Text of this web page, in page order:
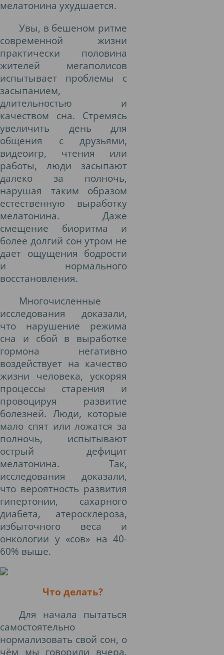
мелатонина ухудшается.
Увы, в бешеном ритме
современной жизни
практически половина
жителей мегаполисов
испытывает проблемы с
засыпанием,
длительностью и
качеством сна. Стремясь
увеличить день для
общения с друзьями,
видеоигр, чтения или
работы, люди засыпают
далеко за полночь,
нарушая таким образом
естественную выработку
мелатонина. Даже
смещение биоритма и
более долгий сон утром не
дает ощущения бодрости
и нормального
восстановления.
Многочисленные
исследования доказали,
что нарушение режима
сна и сбой в выработке
гормона негативно
воздействует на качество
жизни человека, ускоряя
процессы старения и
провоцируя развитие
болезней. Люди, которые
мало спят или ложатся за
полночь, испытывают
острый дефицит
мелатонина. Так,
исследования доказали,
что вероятность развития
гипертонии, сахарного
диабета, атеросклероза,
избыточного веса и
онкологии у «сов» на 40-
60% выше.
Что делать?
Для начала пытаться
самостоятельно
нормализовать свой сон, о
чём мы говорили вчера.